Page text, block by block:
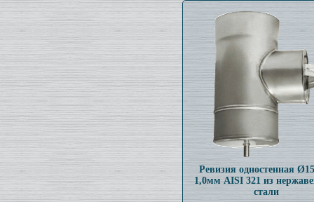
Ревизия одностенная
1,0мм AISI 321 из
стали